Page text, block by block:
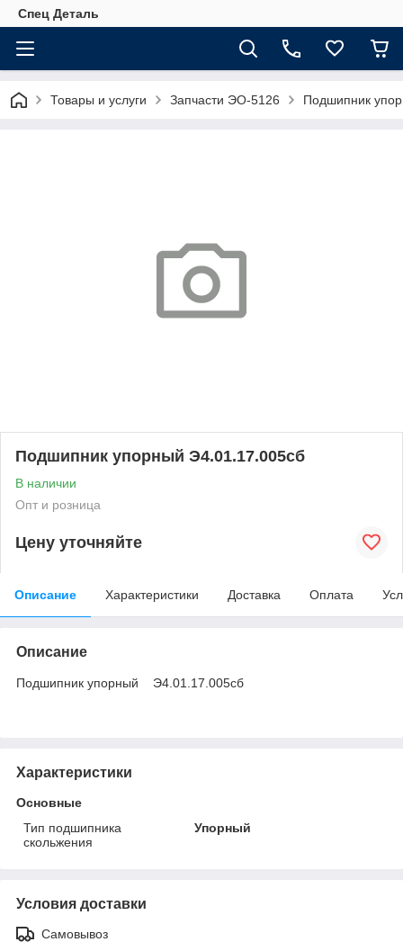
Спец Деталь
Товары и услуги Запчасти ЭО-5126 Подшипник
Подшипник упорный Э4.01.17.005сб
В наличии
Опт и розница
Цену уточняйте
Описание Характеристики Доставка Оплата
Описание
Подшипник упорный Э4.01.17.005сб
Характеристики
Основные
Тип подшипника
скольжения
Упорный
Условия доставки
Самовывоз